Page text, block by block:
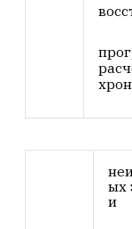
ых
и